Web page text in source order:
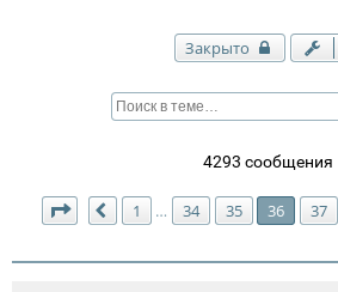
Закрыто
4293 сообщения
Страница 36 из123
Пред.
1 … 34 35 36 37